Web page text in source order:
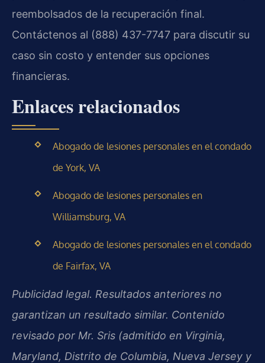
reembolsados de la recuperación final.
Contáctenos al (888) 437-7747 para discutir su
caso sin costo y entender sus opciones
financieras.
Enlaces relacionados
Abogado de lesiones personales en el condado
de York, VA
Abogado de lesiones personales en
Williamsburg, VA
Abogado de lesiones personales en el condado
de Fairfax, VA
Publicidad legal. Resultados anteriores no
garantizan un resultado similar. Contenido
revisado por Mr. Sris (admitido en Virginia,
Maryland, Distrito de Columbia, Nueva Jersey y